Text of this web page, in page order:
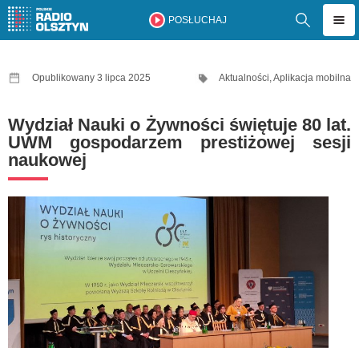
POSŁUCHAJ
Opublikowany 3 lipca 2025 Aktualności,Aplikacja mobilna
Wydział Nauki o Żywności świętuje 80 lat.
UWM gospodarzem prestiżowej sesji
naukowej